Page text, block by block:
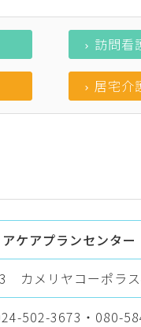
訪問看
居宅介
ケアプランセンター
カメリヤコーポラ
502-3673・080-